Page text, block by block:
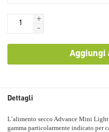
+
-
Aggiungi
Dettagli
L’alimento secco Advance Mini
gamma particolarmente indicato per